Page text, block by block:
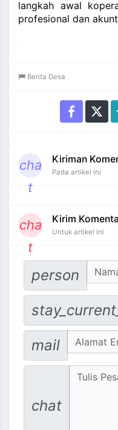
langkah awal
profesional dan
Berita Desa
cha
t
Kiriman
Pada artikel ini
cha
t
Kirim
Untuk artikel ini
person
Email address
mail
chat